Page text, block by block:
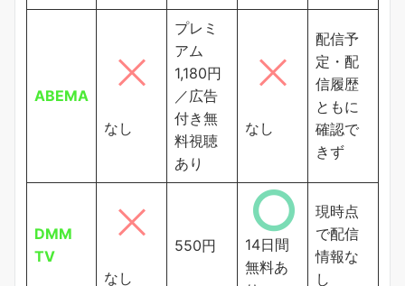
ABEMA
なし
プレミ
アム
1,180円
／広告
付き無
料視聴
あり
なし
配信予
定・配
信履歴
ともに
確認で
きず
DMM
TV
なし
550円
14日間
無料あ
現時点
で配信
情報な
し